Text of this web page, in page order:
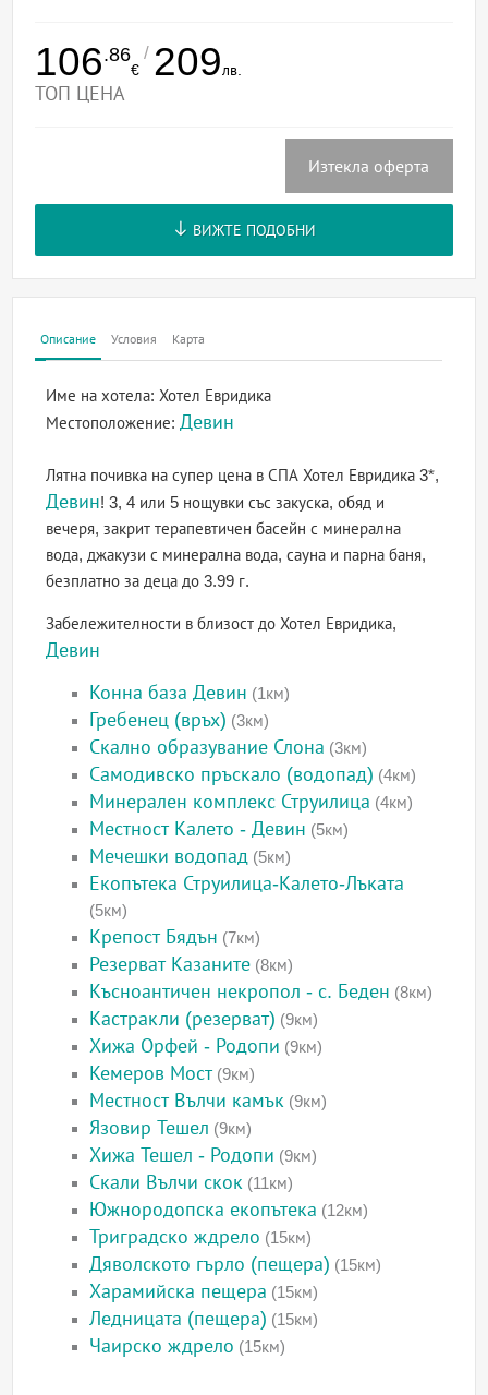
106.86
€
/ 209лв.
ТОП ЦЕНА
Изтекла оферта
ВИЖТЕ ПОДОБНИ
Описание Условия Карта
Име на хотела: Хотел Евридика
Местоположение: Девин
Лятна почивка на супер цена в СПА Хотел Евридика 3*,
Девин! 3, 4 или 5 нощувки със закуска, обяд и
вечеря, закрит терапевтичен басейн с минерална
вода, джакузи с минерална вода, сауна и парна баня,
безплатно за деца до 3.99 г.
Забележителности в близост до Хотел Евридика,
Девин
Конна база Девин (1км)
Гребенец (връх) (3км)
Скално образувание Слона (3км)
Самодивско пръскало (водопад) (4км)
Минерален комплекс Струилица (4км)
Местност Калето - Девин (5км)
Мечешки водопад (5км)
Екопътека Струилица-Калето-Лъката
(5км)
Крепост Бядън (7км)
Резерват Казаните (8км)
Късноантичен некропол - с. Беден (8км)
Кастракли (резерват) (9км)
Хижа Орфей - Родопи (9км)
Кемеров Мост(9км)
Местност Вълчи камък (9км)
Язовир Тешел (9км)
Хижа Тешел - Родопи (9км)
Скали Вълчи скок (11км)
Южнородопска екопътека (12км)
Триградско ждрело (15км)
Дяволското гърло (пещера) (15км)
Харамийска пещера (15км)
Ледницата (пещера) (15км)
Чаирско ждрело (15км)